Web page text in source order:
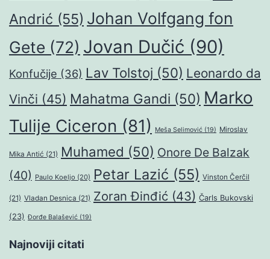
Andrić (55) Johan Volfgang fon
Gete (72) Jovan Dučić (90)
Konfučije (36) Lav Tolstoj (50) Leonardo da
Vinči (45) Mahatma Gandi (50) Marko
Tulije Ciceron (81) Meša Selimović (19) Miroslav
Mika Antić (21) Muhamed (50) Onore De Balzak
(40) Paulo Koeljo (20) Petar Lazić (55) Vinston Čerčil
(21) Vladan Desnica (21) Zoran Đinđić (43) Čarls Bukovski
(23) Đorđe Balašević (19)
Najnoviji citati